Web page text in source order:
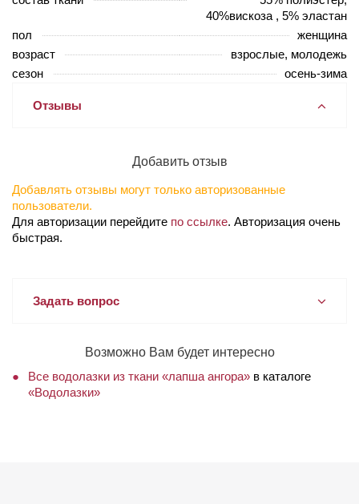
40%вискоза , 5% эластан
пол
женщина
возраст
взрослые, молодежь
сезон
осень-зима
Отзывы
Добавить отзыв
Добавлять отзывы могут только авторизованные
пользователи.
Для авторизации перейдите по ссылке. Авторизация очень
быстрая.
Задать вопрос
Возможно Вам будет интересно
Все водолазки из ткани «лапша ангора» в каталоге
«Водолазки»